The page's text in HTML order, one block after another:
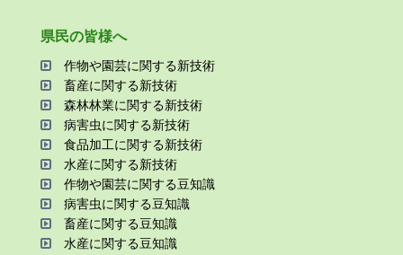
県⺠の皆様へ
作物や園芸に関する新技術
畜産に関する新技術
森林林業に関する新技術
病害⾍に関する新技術
⾷品加⼯に関する新技術
⽔産に関する新技術
作物や園芸に関する⾖知識
病害⾍に関する⾖知識
畜産に関する⾖知識
⽔産に関する⾖知識